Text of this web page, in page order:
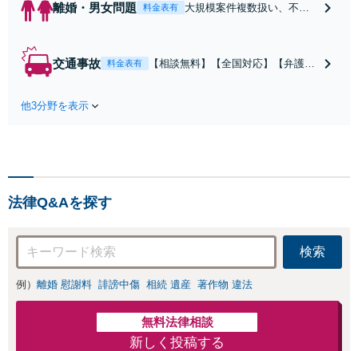
離婚・男女問題 料金表有
大規模案件複数扱い、不貞
富
交通事故 料金表有
【相談無料】【全国対応】【弁護士
他3分野を表示
法律Q&Aを探す
検索
例） 離婚 慰謝料 誹謗中傷 相続 遺産 著作物 違法
無料法律相談
新しく投稿する